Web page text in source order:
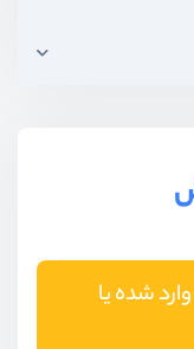
شده یا